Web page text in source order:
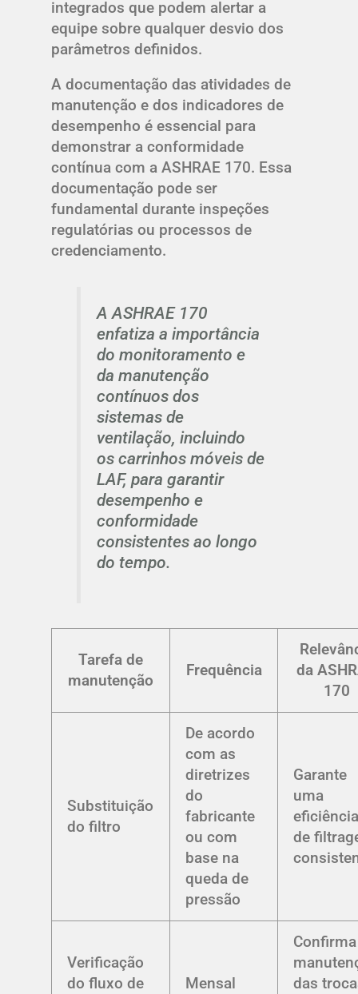
integrados que podem alertar a
equipe sobre qualquer desvio dos
parâmetros definidos.
A documentação das atividades de
manutenção e dos indicadores de
desempenho é essencial para
demonstrar a conformidade
contínua com a ASHRAE 170. Essa
documentação pode ser
fundamental durante inspeções
regulatórias ou processos de
credenciamento.
A ASHRAE 170
enfatiza a importância
do monitoramento e
da manutenção
contínuos dos
sistemas de
ventilação, incluindo
os carrinhos móveis de
LAF, para garantir
desempenho e
conformidade
consistentes ao longo
do tempo.
Tarefa de
manutenção
Frequência
da
170
Substituição
do filtro
De acordo
com as
diretrizes
do
fabricante
ou com
base na
queda de
pressão
Garante
uma
de
Verificação
do fluxo de
Mensal
das